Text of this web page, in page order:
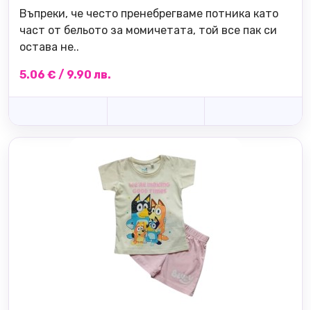
Въпреки, че често пренебрегваме потника като
част от бельото за момичетата, той все пак си
остава не..
5.06 € / 9.90 лв.